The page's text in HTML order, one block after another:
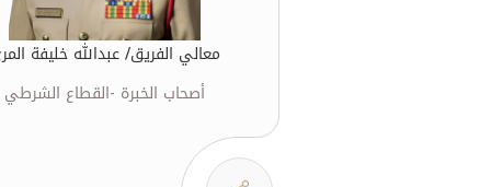
معالي الفريق/ عبدالله خليفة
أصحاب الخبرة -القطاع الشرطي